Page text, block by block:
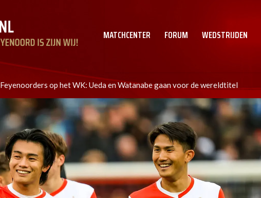
MATCHCENTER FORUM WEDSTRIJDEN
Feyenoorders op het WK: Ueda en Watanabe gaan voor de wereldtitel